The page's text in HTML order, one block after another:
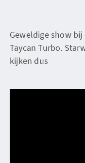
Geweldige show
Taycan Turbo.
kijken dus